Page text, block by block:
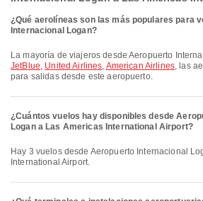
¿Qué aerolíneas son las más populares para
Internacional Logan?
La mayoría de viajeros desde Aeropuerto
JetBlue, United Airlines, American Airlines, las
para salidas desde este aeropuerto.
¿Cuántos vuelos hay disponibles desde
Logan a Las Americas International Airport?
Hay 3 vuelos desde Aeropuerto Internacional Logan hasta Las Americas
International Airport.